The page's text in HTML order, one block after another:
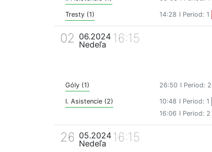
Tresty (1) 14:28 I Period: 1
02 06.2024
Nedeľa
16:15
Góly (1) 26:50 I Period: 2
I. Asistencie (2) 10:48 I Period: 1
16:06 I Period: 2
26 05.2024
Nedeľa
16:15